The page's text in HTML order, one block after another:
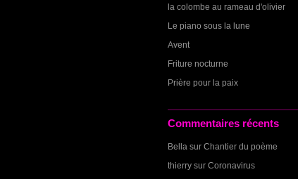
la colombe au rameau d'olivier
Le piano sous la lune
Avent
Friture nocturne
Prière pour la paix
Commentaires récents
Bella sur Chantier du poème
thierry sur Coronavirus